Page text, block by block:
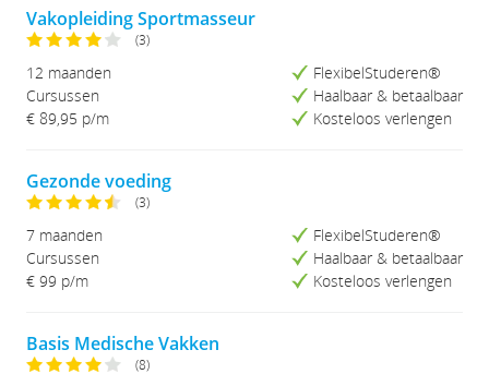
Vakopleiding Sportmasseur
(3)
12 maanden
Cursussen
€ 89,95 p/m
FlexibelStuderen®
Haalbaar & betaalbaar
Kosteloos verlengen
Gezonde voeding
(3)
7 maanden
Cursussen
€ 99 p/m
FlexibelStuderen®
Haalbaar & betaalbaar
Kosteloos verlengen
Basis Medische Vakken
(8)